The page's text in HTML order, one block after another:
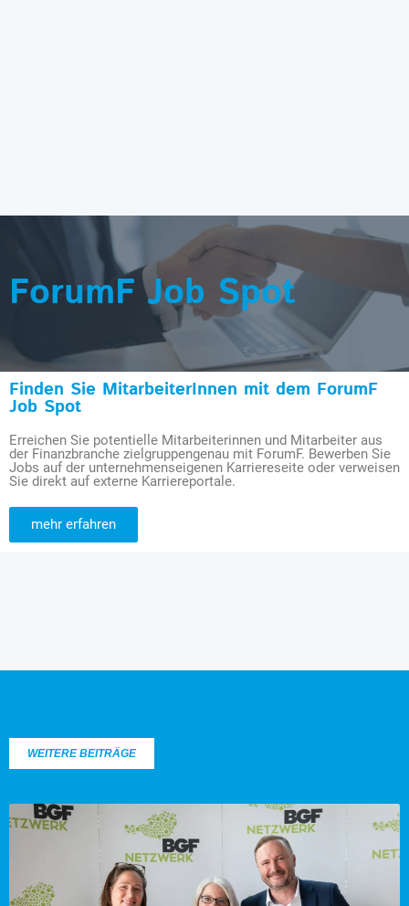
ForumF Job Spot
Finden Sie MitarbeiterInnen mit dem ForumF
Job Spot
Erreichen Sie potentielle Mitarbeiterinnen und Mitarbeiter aus
der Finanzbranche zielgruppengenau mit ForumF. Bewerben Sie
Jobs auf der unternehmenseigenen Karriereseite oder verweisen
Sie direkt auf externe Karriereportale.
mehr erfahren
WEITERE BEITRÄGE